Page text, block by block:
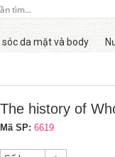
sóc da mặt và body
Hàng online
The history of
Mã SP: 6619